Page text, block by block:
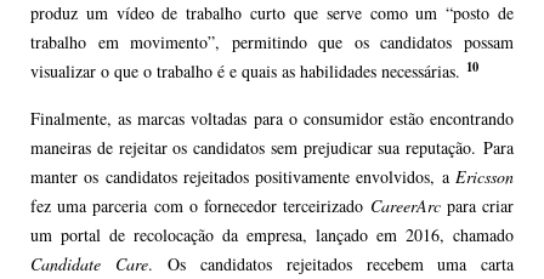
produz um vídeo de trabalho curto que serve como um “posto de
trabalho em movimento”, permitindo que os candidatos possam
visualizar o que o trabalho é e quais as habilidades necessárias. 10
Finalmente, as marcas voltadas para o consumidor estão encontrando
maneiras de rejeitar os candidatos sem prejudicar sua reputação. Para
manter os candidatos rejeitados positivamente envolvidos, a Ericsson
fez uma parceria com o fornecedor terceirizado CareerArcpara criar
um portal de recolocação da empresa, lançado em 2016, chamado
Candidate
Care. Os candidatos rejeitados recebem uma carta